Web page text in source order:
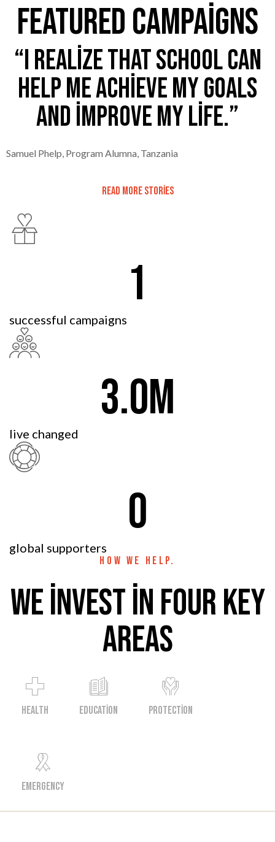
featured campaigns
“I realize that school can
help me achieve my goals
and improve my life.”
Samuel Phelp, Program Alumna, Tanzania
READ MORE STORIES
1
successful campaigns
3.0M
live changed
0
global supporters
HOW WE HELP.
We invest in four key
areas
HEALTH EDUCATION PROTECTION
EMERGENCY